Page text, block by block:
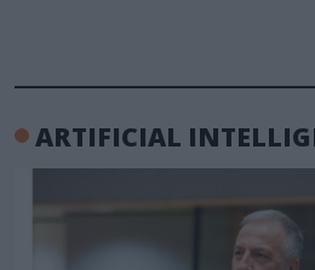
ARTIFICIAL